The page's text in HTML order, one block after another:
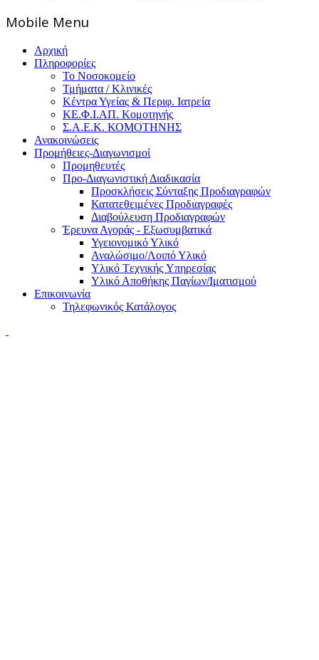
Mοbile Menu
Αρχική
Πληροφορίες
Το Νοσοκομείο
Τμήματα / Κλινικές
Κέντρα Υγείας & Περιφ. Ιατρεία
ΚΕ.Φ.Ι.ΑΠ. Κομοτηνής
Σ.Α.Ε.Κ. ΚΟΜΟΤΗΝΗΣ
Ανακοινώσεις
Προμήθειες-Διαγωνισμοί
Προμηθευτές
Προ-Διαγωνιστική Διαδικασία
Προσκλήσεις Σύνταξης Προδιαγραφών
Κατατεθειμένες Προδιαγραφές
Διαβούλευση Προδιαγραφών
Έρευνα Αγοράς - Εξωσυμβατικά
Υγειονομικό Υλικό
Αναλώσιμο/Λοιπό Υλικό
Υλικό Tεχνικής Yπηρεσίας
Υλικό Αποθήκης Παγίων/Ιματισμού
Επικοινωνία
Τηλεφωνικός Κατάλογος